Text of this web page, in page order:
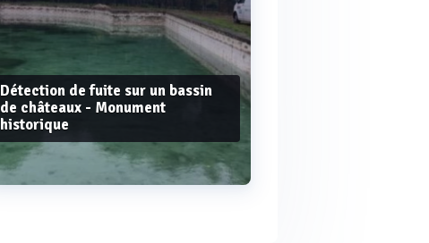
Détection de fuite sur un bassin
de châteaux - Monument
historique